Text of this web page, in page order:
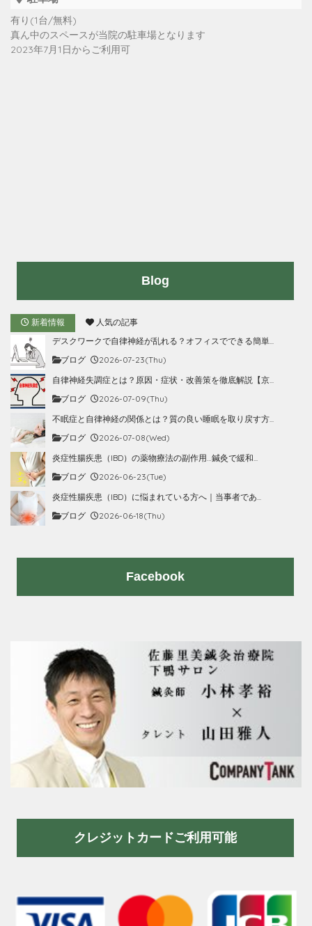
有り(1台/無料)
真ん中のスペースが当院の駐車場となります
2023年7月1日からご利用可
Blog
新着情報
人気の記事
デスクワークで自律神経が乱れる？オフィスでできる簡単...
ブログ
2026-07-23(Thu)
自律神経失調症とは？原因・症状・改善策を徹底解説【京...
ブログ
2026-07-09(Thu)
不眠症と自律神経の関係とは？質の良い睡眠を取り戻す方...
ブログ
2026-07-08(Wed)
炎症性腸疾患（IBD）の薬物療法の副作用…鍼灸で緩和...
ブログ
2026-06-23(Tue)
炎症性腸疾患（IBD）に悩まれている方へ｜当事者であ...
ブログ
2026-06-18(Thu)
Facebook
クレジットカードご利用可能